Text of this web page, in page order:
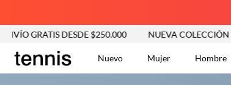
$250.000 NUEVA COLECCIÓN ENTRA YA
Nuevo Mujer Hombre